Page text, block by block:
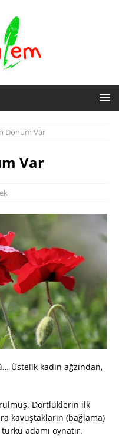
Donum Var
Var
Üstelik kadın ağzından,
Dörtlüklerin ilk
kavuştakların (bağlama)
adamı oynatır.